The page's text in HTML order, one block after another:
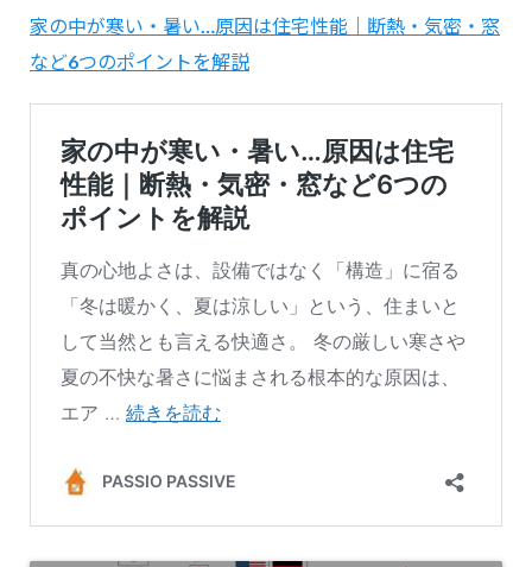
家の中が寒い・暑い…原因は住宅性能｜断熱・気密・窓
など6つのポイントを解説